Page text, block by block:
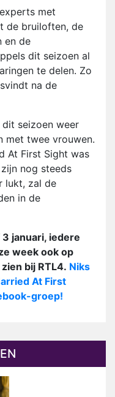
met
de bruiloften, de
en de
dit seizoen al
te delen. Zo
na de
seizoen weer
met twee vrouwen.
At First Sight was
nog steeds
lukt, zal de
in de
januari, iedere
week ook op
bij RTL4. Niks
At First
groep!